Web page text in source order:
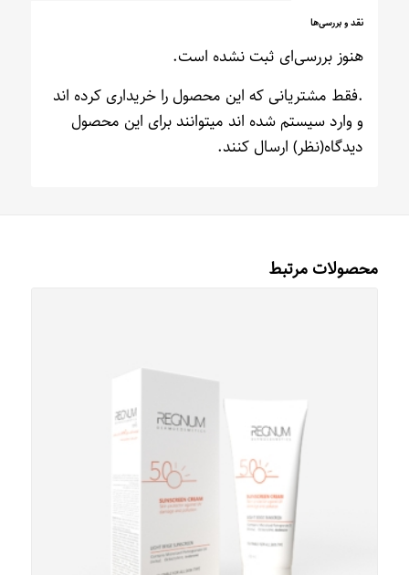
نقد و بررسی‌ها
هنوز بررسی‌ای ثبت نشده است.
.فقط مشتریانی که این محصول را خریداری کرده اند
و وارد سیستم شده اند میتوانند برای این محصول
دیدگاه(نظر) ارسال کنند.
محصولات مرتبط